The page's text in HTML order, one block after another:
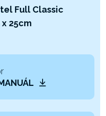
Full Classic
x 25cm